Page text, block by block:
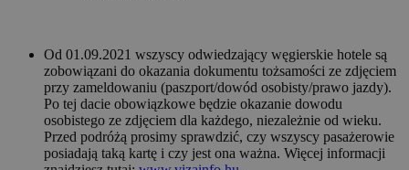
Od 01.09.2021 wszyscy odwiedzający węgierskie hotele są
zobowiązani do okazania dokumentu tożsamości ze zdjęciem
przy zameldowaniu (paszport/dowód osobisty/prawo jazdy).
Po tej dacie obowiązkowe będzie okazanie dowodu
osobistego ze zdjęciem dla każdego, niezależnie od wieku.
Przed podróżą prosimy sprawdzić, czy wszyscy pasażerowie
posiadają taką kartę i czy jest ona ważna. Więcej informacji